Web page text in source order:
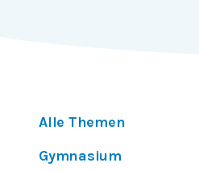
Alle Themen
Gymnasium